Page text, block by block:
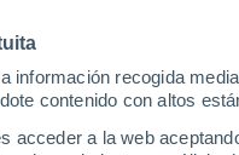
información recogida
contenido con altos
acceder a la web
de